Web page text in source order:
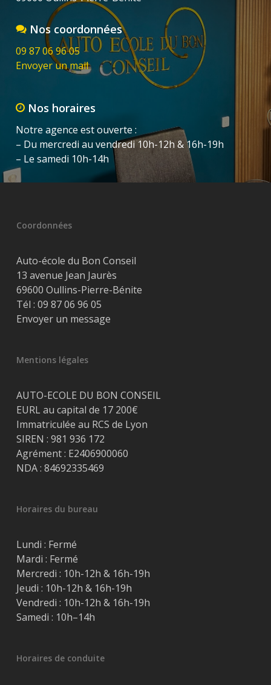
Nos coordonnées
09 87 06 96 05
Envoyer un mail
Nos horaires
Notre agence est ouverte :
– Du mercredi au vendredi 10h-12h & 16h-19h
– Le samedi 10h-14h
Coordonnées
Auto-école du Bon Conseil
13 avenue Jean Jaurès
69600 Oullins-Pierre-Bénite
Tél : 09 87 06 96 05
Envoyer un message
Mentions légales
AUTO-ECOLE DU BON CONSEIL
EURL au capital de 17 200€
Immatriculée au RCS de Lyon
SIREN : 981 936 172
Agrément : E2406900060
NDA : 84692335469
Horaires du bureau
Lundi : Fermé
Mardi : Fermé
Mercredi : 10h-12h & 16h-19h
Jeudi : 10h-12h & 16h-19h
Vendredi : 10h-12h & 16h-19h
Samedi : 10h–14h
Horaires de conduite